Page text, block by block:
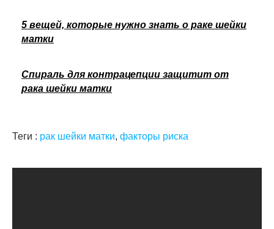
5 вещей, которые нужно знать о раке шейки
матки
Спираль для контрацепции защитит от
рака шейки матки
Теги : рак шейки матки, факторы риска